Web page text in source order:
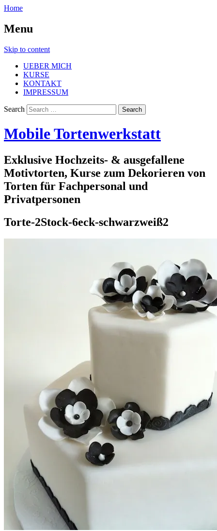
Home
Menu
Skip to content
UEBER MICH
KURSE
KONTAKT
IMPRESSUM
Search
Mobile Tortenwerkstatt
Exklusive Hochzeits- & ausgefallene
Motivtorten, Kurse zum Dekorieren von
Torten für Fachpersonal und
Privatpersonen
Torte-2Stock-6eck-schwarzweiß2